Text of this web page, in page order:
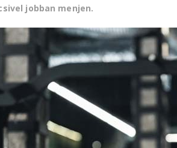
jobban menjen.